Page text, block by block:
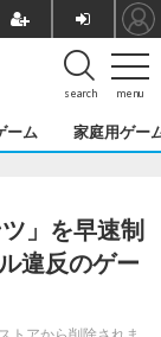
menu
search
ーム 家庭用ゲー
」を早速制
違反のゲー